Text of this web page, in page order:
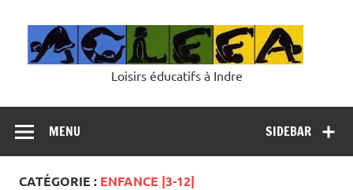
Loisirs éducatifs à Indre
SIDEBAR
MENU
CATÉGORIE : ENFANCE |3-12|